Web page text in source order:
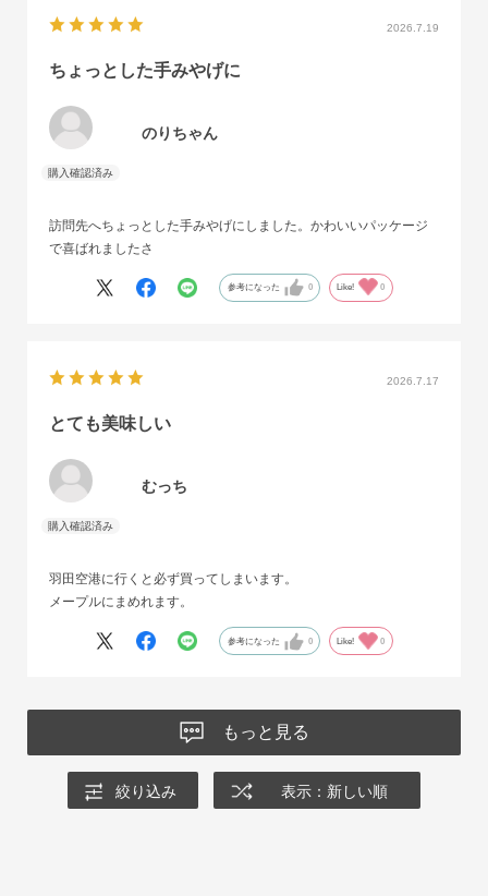
2026.7.19
ちょっとした手みやげに
のりちゃん
訪問先へちょっとした手みやげにしました。かわいいパッケージ
で喜ばれましたさ
参考になった 0 Like! 0
2026.7.17
とても美味しい
むっち
羽田空港に行くと必ず買ってしまいます。
メープルにまめれます。
参考になった 0 Like! 0
もっと見る
絞り込み 表示：新しい順